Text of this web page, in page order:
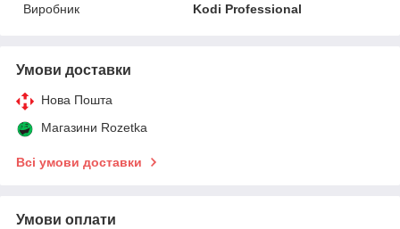
Виробник
Kodi Professional
Умови доставки
Нова Пошта
Магазини Rozetka
Всі умови доставки
Умови оплати